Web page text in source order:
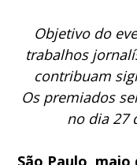
Objetivo do
trabalhos
contribuam
Os premiados
no dia 27